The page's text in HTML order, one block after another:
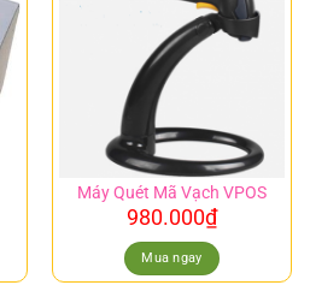
Máy Quét Mã Vạch VPOS
980.000₫
Mua ngay